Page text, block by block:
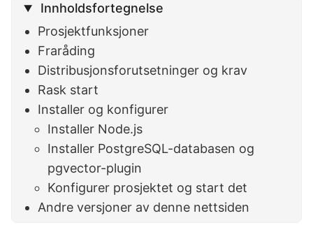
Innholdsfortegnelse
Prosjektfunksjoner
Fraråding
Distribusjonsforutsetninger og krav
Rask start
Installer og konfigurer
Installer Node.js
Installer PostgreSQL-databasen og
pgvector-plugin
Konfigurer prosjektet og start det
Andre versjoner av denne nettsiden